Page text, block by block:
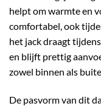
helpt om warmte en
comfortabel, ook
het jack draagt
en blijft prettig
zowel binnen als
De pasvorm van dit